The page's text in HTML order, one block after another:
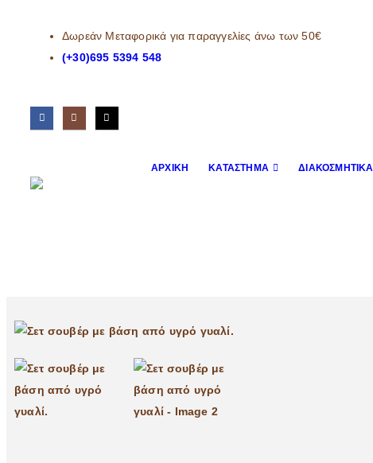
Δωρεάν Μεταφορικά για παραγγελίες άνω των 50€
(+30)695 5394 548
ΑΡΧΙΚΉ ΚΑΤΆΣΤΗΜΑ ΔΙΑΚΟΣΜΗΤΙΚΆ